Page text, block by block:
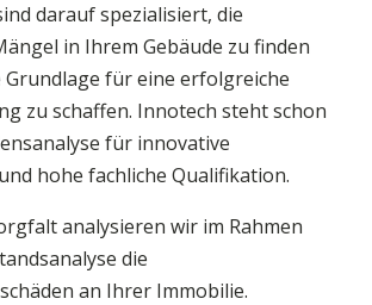
darauf spezialisiert, die
in Ihrem Gebäude zu finden
Grundlage für eine erfolgreiche
zu schaffen. Innotech steht schon
für innovative
hohe fachliche Qualifikation.
analysieren wir im Rahmen
die
an Ihrer Immobilie.